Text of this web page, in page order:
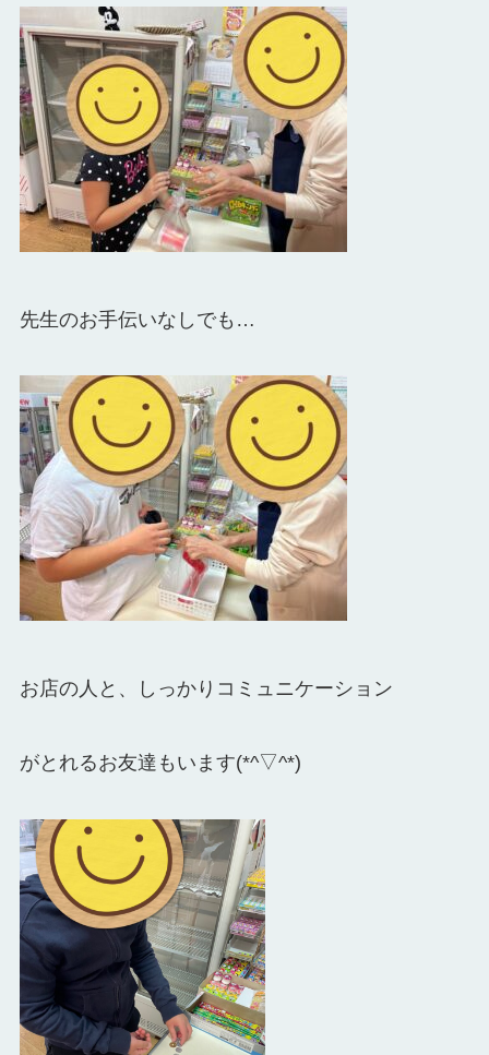
先生のお手伝いなしでも…
お店の人と、しっかりコミュニケーション
がとれるお友達もいます(*^▽^*)